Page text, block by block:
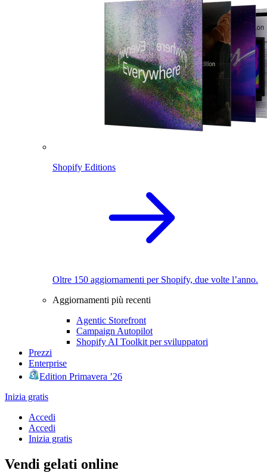
Shopify Editions
Oltre 150 aggiornamenti per Shopify, due volte l’anno.
Aggiornamenti più recenti
Agentic Storefront
Campaign Autopilot
Shopify AI Toolkit per sviluppatori
Prezzi
Enterprise
Edition Primavera ’26
Inizia gratis
Accedi
Accedi
Inizia gratis
Vendi gelati online